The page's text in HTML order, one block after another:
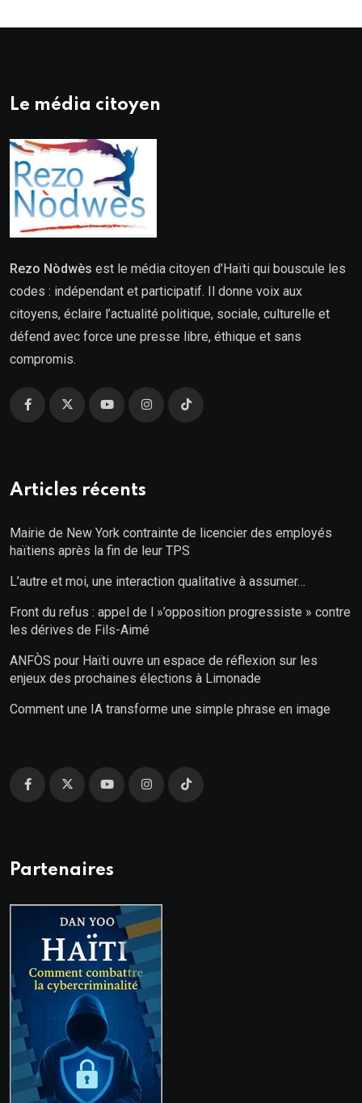
Le média citoyen
Rezo Nòdwès est le média citoyen d’Haïti qui bouscule les
codes : indépendant et participatif. Il donne voix aux
citoyens, éclaire l’actualité politique, sociale, culturelle et
défend avec force une presse libre, éthique et sans
compromis.
Articles récents
Mairie de New York contrainte de licencier des employés
haïtiens après la fin de leur TPS
L’autre et moi, une interaction qualitative à assumer…
Front du refus : appel de l »’opposition progressiste » contre
les dérives de Fils-Aimé
ANFÒS pour Haïti ouvre un espace de réflexion sur les
enjeux des prochaines élections à Limonade
Comment une IA transforme une simple phrase en image
Partenaires